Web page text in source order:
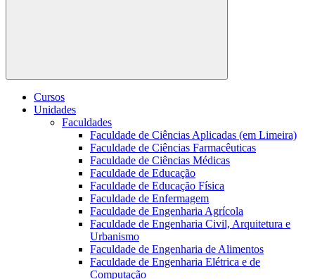
Buscar
Cursos
Unidades
Faculdades
Faculdade de Ciências Aplicadas (em Limeira)
Faculdade de Ciências Farmacêuticas
Faculdade de Ciências Médicas
Faculdade de Educação
Faculdade de Educação Física
Faculdade de Enfermagem
Faculdade de Engenharia Agrícola
Faculdade de Engenharia Civil, Arquitetura e
Urbanismo
Faculdade de Engenharia de Alimentos
Faculdade de Engenharia Elétrica e de
Computação